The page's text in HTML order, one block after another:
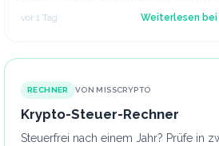
vor 1 Tag Weiterlesen bei
RECHNER VON MISSCRYPTO
Krypto-Steuer-Rechner
Steuerfrei nach einem Jahr? Prüfe in